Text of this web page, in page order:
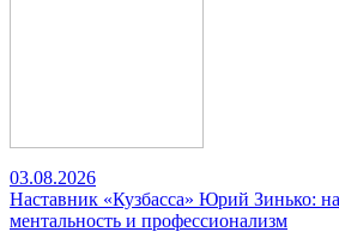
03.08.2026
Наставник «Кузбасса» Юрий Зинько:
ментальность и профессионализм